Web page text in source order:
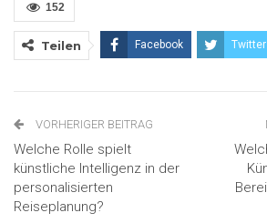
152
Teilen Facebook Twitter
VORHERIGER BEITRAG
Welche Rolle spielt
künstliche Intelligenz in der
personalisierten
Reiseplanung?